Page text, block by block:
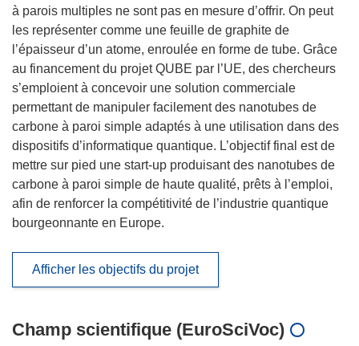
à parois multiples ne sont pas en mesure d’offrir. On peut
les représenter comme une feuille de graphite de
l’épaisseur d’un atome, enroulée en forme de tube. Grâce
au financement du projet QUBE par l’UE, des chercheurs
s’emploient à concevoir une solution commerciale
permettant de manipuler facilement des nanotubes de
carbone à paroi simple adaptés à une utilisation dans des
dispositifs d’informatique quantique. L’objectif final est de
mettre sur pied une start-up produisant des nanotubes de
carbone à paroi simple de haute qualité, prêts à l’emploi,
afin de renforcer la compétitivité de l’industrie quantique
bourgeonnante en Europe.
Afficher les objectifs du projet
Champ scientifique (EuroSciVoc)